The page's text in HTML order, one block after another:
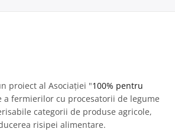
proiect al Asociației "100% pentru
a fermierilor cu procesatorii de legume
categorii de produse agricole,
risipei alimentare.